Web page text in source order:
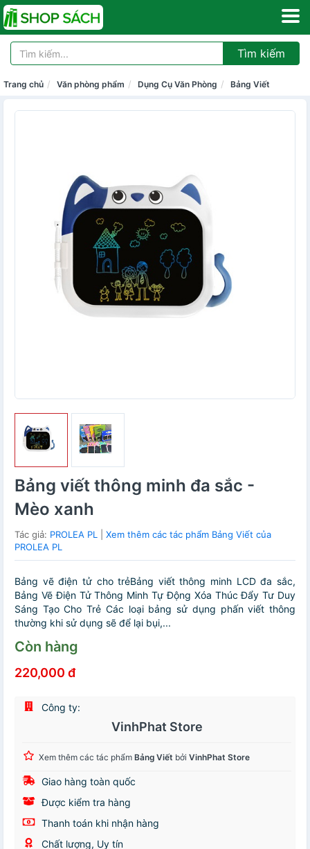
Tìm kiếm
Trang chủ Văn phòng phẩm Dụng Cụ Văn Phòng Bảng Viết
Bảng viết thông minh đa sắc -
Mèo xanh
Tác giả: PROLEA PL
Xem thêm các tác phẩm Bảng Viết của
PROLEA PL
Bảng vẽ điện tử cho trẻBảng viết thông minh LCD đa sắc,
Bảng Vẽ Điện Tử Thông Minh Tự Động Xóa Thúc Đẩy Tư Duy
Sáng Tạo Cho Trẻ Các loại bảng sử dụng phấn viết thông
thường khi sử dụng sẽ để lại bụi,...
Còn hàng
220,000 đ
Công ty:
VinhPhat Store
Xem thêm các tác phẩm Bảng Viết bởi VinhPhat Store
Giao hàng toàn quốc
Được kiểm tra hàng
Thanh toán khi nhận hàng
Chất lượng, Uy tín